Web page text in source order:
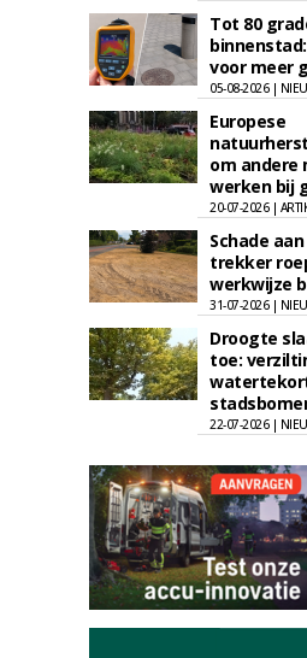
Tot 80
voor meer
05-08-2026 |
Europese
om andere
werken bij
20-07-2026 |
Schade
trekker
werkwijze
31-07-2026 |
Droogte
toe:
22-07-2026 |